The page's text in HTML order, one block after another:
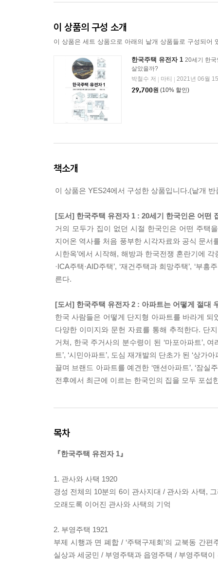
이 상품의 구성 소개
이 상품은 세트 상품으로 아래의 낱개 상품들로 구성되어
한국주택 유전자 1 20세기 한국
살았을까?
박철수 저
마티
2021년 06월
29,700원 (10% 할인)
책소개
이 상품은 YES24에서 구성한 상품입니다.(낱개 반
[도서] 한국주택 유전자 1 : 20세기 한국인은 어떤
거의 모두가 집이 없던 시절 한국인은 어떤 주택
지어온 역사를 처음 풍부한 시각자료와 공식 문서를
시한옥’에서 시작해, 해방과 한국전쟁 혼란기에 각
·ICA주택·AID주택’, ‘재건주택과 희망주택’, ‘부
른다.
[도서] 한국주택 유전자 2 : 아파트는 어떻게 절대
한국 사람들은 어떻게 단지형 아파트를 바라게
다양한 이미지와 문헌 자료를 통해 추적한다. 단
거쳐, 한국 주거사의 분수령이 된 ‘마포아파트’, 여
트’, ‘시민아파트’, 도심 재개발의 단초가 된 ‘상가
끌며 브랜드 아파트를 예견한 ‘맨션아파트’, ‘잠
전후에서 최근에 이르는 한국인의 집을 모두 포섭
목차
『한국주택 유전자 1』
1. 관사와 사택 1920
경성 전체의 10분의 6이 관사지대 / 관사와 사택,
오래도록 이어진 관사와 사택의 기억
2. 부영주택 1921
부제 시행과 면 폐합 / ‘주택구제회’의 교북동 간
실상과 세궁민 / 부영주택과 읍영주택 / 부영주택이